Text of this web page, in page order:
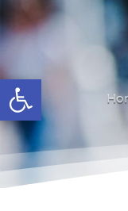
Abrir barra de